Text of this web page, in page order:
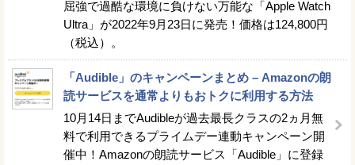
屈強で過酷な環境に負けない万能な「Apple Watch
Ultra」が2022年9月23日に発売！価格は124,800円
（税込）。
「Audible」のキャンペーンまとめ – Amazonの朗
読サービスを通常よりもおトクに利用する方法
10月14日までAudibleが過去最長クラスの2ヵ月無
料で利用できるプライムデー連動キャンペーン開
催中！Amazonの朗読サービス「Audible」に登録